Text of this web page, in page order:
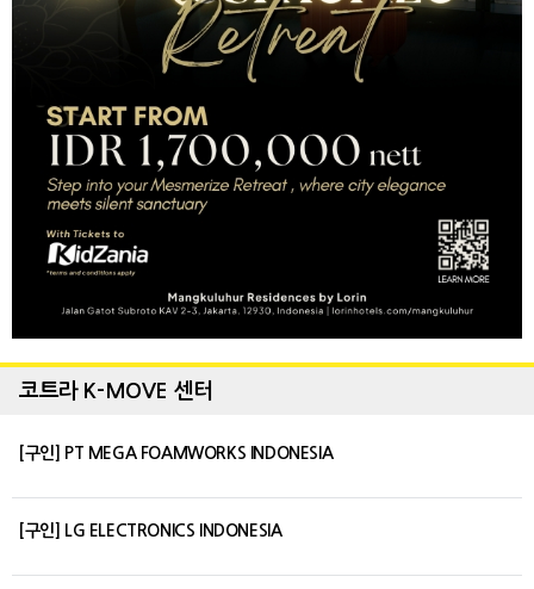
코트라 K-MOVE 센터
[구인] PT MEGA FOAMWORKS INDONESIA
[구인] LG ELECTRONICS INDONESIA